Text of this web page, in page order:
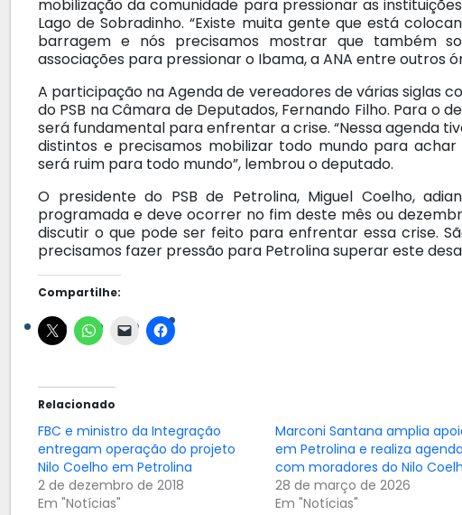
mobilização da comunidade para pressionar as
Lago de Sobradinho. “Existe muita gente que está
barragem e nós precisamos mostrar que também
associações para pressionar o Ibama, a ANA entre outros
A participação na Agenda de vereadores de várias siglas
do PSB na Câmara de Deputados, Fernando Filho. Para o
será fundamental para enfrentar a crise. “Nessa agenda
distintos e precisamos mobilizar todo mundo para
será ruim para todo mundo”, lembrou o deputado.
O presidente do PSB de Petrolina, Miguel Coelho,
programada e deve ocorrer no fim deste mês ou
discutir o que pode ser feito para enfrentar essa crise.
precisamos fazer pressão para Petrolina superar este
Compartilhe:
Relacionado
FBC e ministro da Integração
entregam operação do projeto
Nilo Coelho em Petrolina
2 de dezembro de 2018
Em "Notícias"
Marconi Santana amplia
em Petrolina e realiza agenda
com moradores do Nilo
28 de março de 2026
Em "Notícias"